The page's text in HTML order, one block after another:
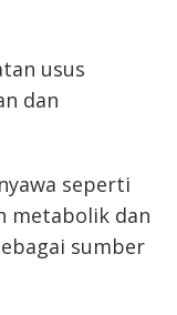
usus
dan
seperti
metabolik dan
sumber